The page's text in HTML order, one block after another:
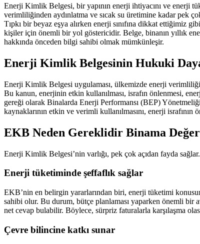
Enerji Kimlik Belgesi, bir yapının enerji ihtiyacını ve enerji
verimliliğinden aydınlatma ve sıcak su üretimine kadar pek
Tıpkı bir beyaz eşya alırken enerji sınıfına dikkat ettiğimiz
kişiler için önemli bir yol göstericidir. Belge, binanın yıllık
hakkında önceden bilgi sahibi olmak mümkünleşir.
Enerji Kimlik Belgesinin Hukuki
Enerji Kimlik Belgesi uygulaması, ülkemizde enerji
Bu kanun, enerjinin etkin kullanılması, israfın önlenmesi,
gereği olarak Binalarda Enerji Performansı (BEP)
kaynaklarının etkin ve verimli kullanılmasını, enerji israfının
EKB Neden Gereklidir Binama
Enerji Kimlik Belgesi’nin varlığı, pek çok açıdan fayda
Enerji tüketiminde şeffaflık sağlar
EKB’nin en belirgin yararlarından biri, enerji tüketimi
sahibi olur. Bu durum, bütçe planlaması yaparken önemli bir
net cevap bulabilir. Böylece, sürpriz faturalarla karşılaşma
Çevre bilincine katkı sunar